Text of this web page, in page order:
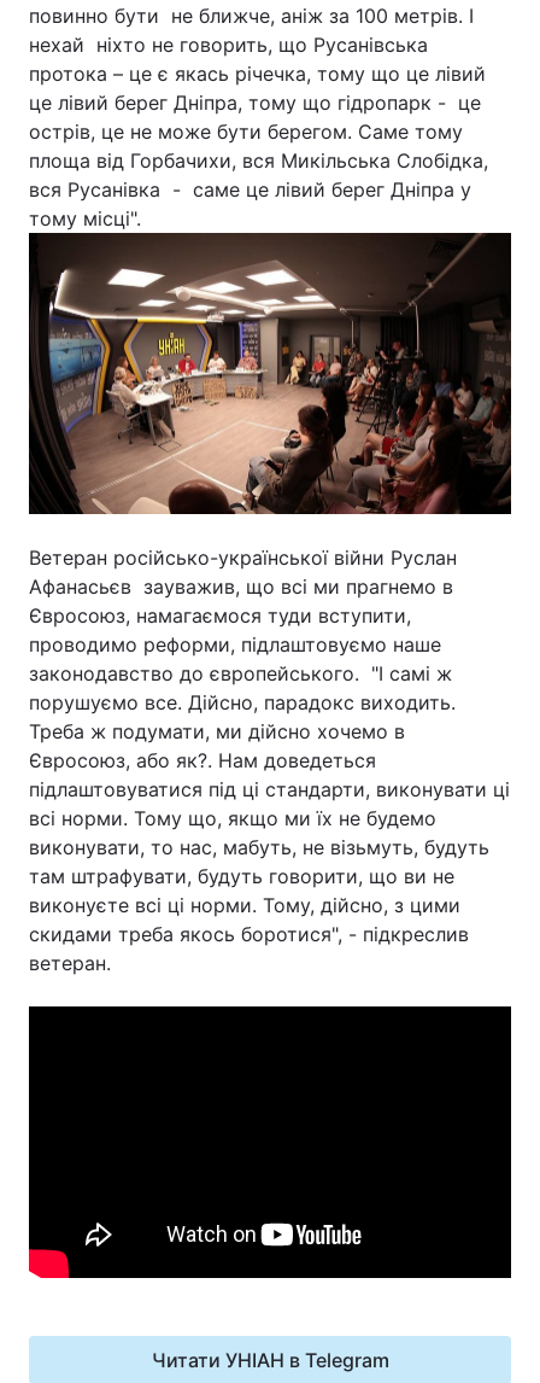
повинно бути не ближче, аніж за 100 метрів. І
нехай ніхто не говорить, що Русанівська
протока – це є якась річечка, тому що це лівий
це лівий берег Дніпра, тому що гідропарк - це
острів, це не може бути берегом. Саме тому
площа від Горбачихи, вся Микільська Слобідка,
вся Русанівка - саме це лівий берег Дніпра у
тому місці".
Ветеран російсько-української війни Руслан
Афанасьєв зауважив, що всі ми прагнемо в
Євросоюз, намагаємося туди вступити,
проводимо реформи, підлаштовуємо наше
законодавство до європейського. "І самі ж
порушуємо все. Дійсно, парадокс виходить.
Треба ж подумати, ми дійсно хочемо в
Євросоюз, або як?. Нам доведеться
підлаштовуватися під ці стандарти, виконувати ці
всі норми. Тому що, якщо ми їх не будемо
виконувати, то нас, мабуть, не візьмуть, будуть
там штрафувати, будуть говорити, що ви не
виконуєте всі ці норми. Тому, дійсно, з цими
скидами треба якось боротися", - підкреслив
ветеран.
Читати УНІАН в Telegram